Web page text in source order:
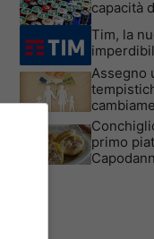
capacità
Tim, la
Assegno
primo